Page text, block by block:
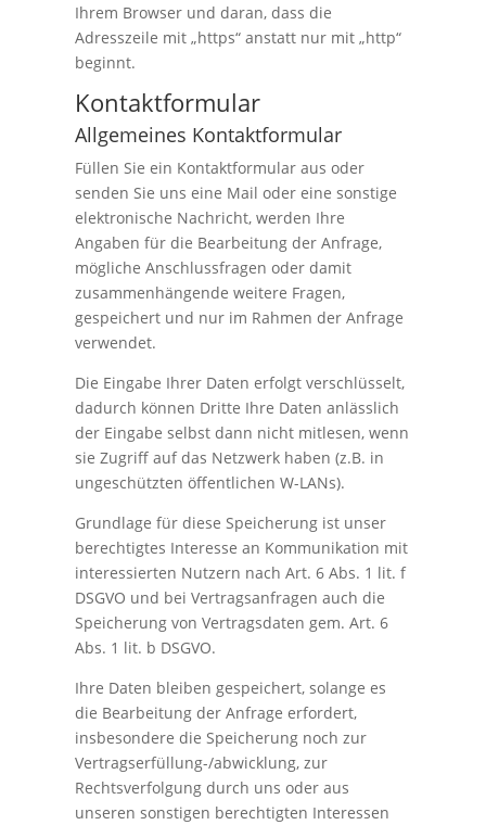
Ihrem Browser und daran, dass die
Adresszeile mit „https“ anstatt nur mit „http“
beginnt.
Kontaktformular
Allgemeines Kontaktformular
Füllen Sie ein Kontaktformular aus oder
senden Sie uns eine Mail oder eine sonstige
elektronische Nachricht, werden Ihre
Angaben für die Bearbeitung der Anfrage,
mögliche Anschlussfragen oder damit
zusammenhängende weitere Fragen,
gespeichert und nur im Rahmen der Anfrage
verwendet.
Die Eingabe Ihrer Daten erfolgt verschlüsselt,
dadurch können Dritte Ihre Daten anlässlich
der Eingabe selbst dann nicht mitlesen, wenn
sie Zugriff auf das Netzwerk haben (z.B. in
ungeschützten öffentlichen W-LANs).
Grundlage für diese Speicherung ist unser
berechtigtes Interesse an Kommunikation mit
interessierten Nutzern nach Art. 6 Abs. 1 lit. f
DSGVO und bei Vertragsanfragen auch die
Speicherung von Vertragsdaten gem. Art. 6
Abs. 1 lit. b DSGVO.
Ihre Daten bleiben gespeichert, solange es
die Bearbeitung der Anfrage erfordert,
insbesondere die Speicherung noch zur
Vertragserfüllung-/abwicklung, zur
Rechtsverfolgung durch uns oder aus
unseren sonstigen berechtigten Interessen